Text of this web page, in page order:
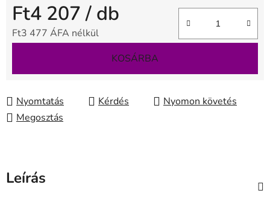
Ft4 207/ db
Ft3 477 ÁFA nélkül
KOSÁRBA
Nyomtatás Kérdés
Nyomon követés
Megosztás
Leírás